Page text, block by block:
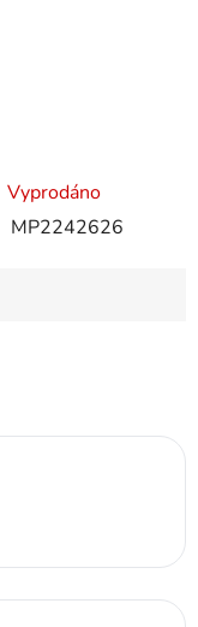
Vyprodáno
MP2242626